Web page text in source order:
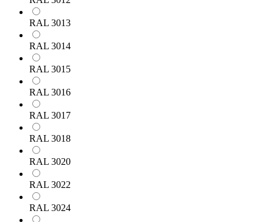
RAL 3013
RAL 3014
RAL 3015
RAL 3016
RAL 3017
RAL 3018
RAL 3020
RAL 3022
RAL 3024